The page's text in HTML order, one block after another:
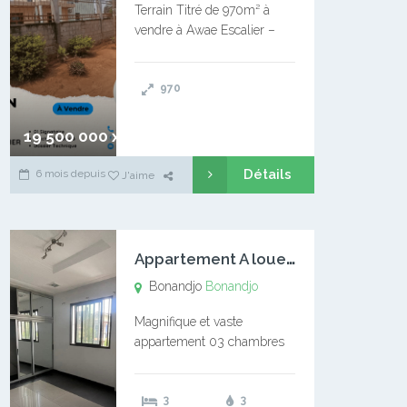
19 500 000 xaf
Terrain Titré de 970m² à
vendre à Awae Escalier –
l’Université Catholique –
970
6 mois depuis J'aime Détails
A
ppartement A louer Bonandjo
Bonandjo Bonandjo
Magnifique et vaste
appartement 03 chambres
douches 01 vaste salon 01
3 3